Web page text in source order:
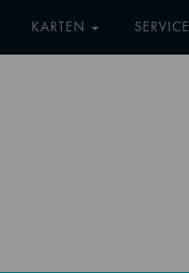
KARTEN SERVICE